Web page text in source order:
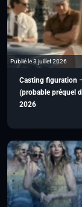
Publié le 3 juillet 2026
Casting figuration
(probable préquel
2026